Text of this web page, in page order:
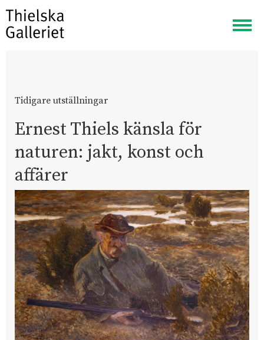
Visa
meny
Tidigare utställningar
Ernest Thiels känsla för
naturen: jakt, konst och
affärer